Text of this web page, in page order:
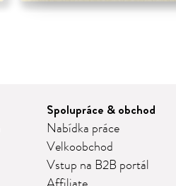
Spolupráce & obchod
Nabídka práce
Velkoobchod
Vstup na B2B portál